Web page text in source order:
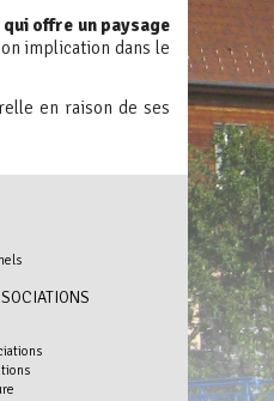
offre un paysage
implication dans le
en raison de ses